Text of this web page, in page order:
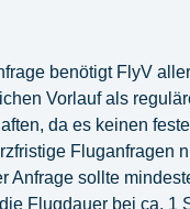
benötigt FlyV
Vorlauf als
da es keinen
Fluganfragen
Anfrage sollte
Flugdauer bei ca. 1